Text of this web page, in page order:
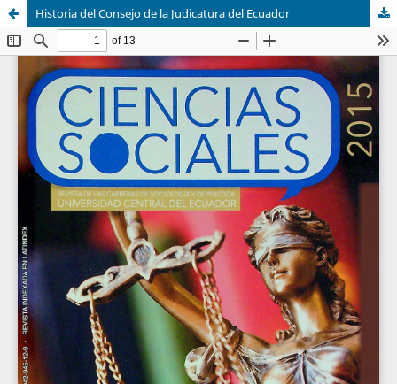
Historia del Consejo de la Judicatura del Ecuador